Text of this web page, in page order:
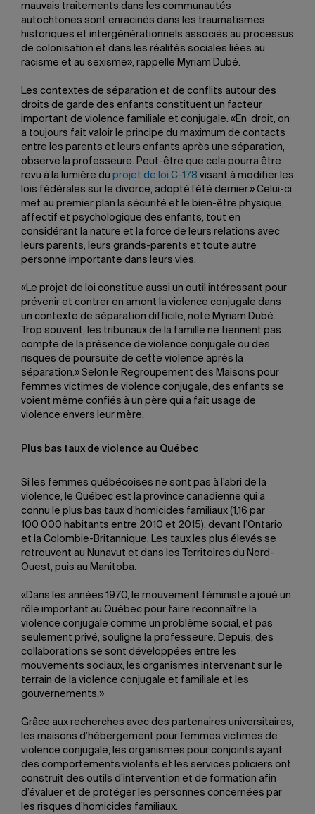
mauvais traitements dans les communautés
autochtones sont enracinés dans les traumatismes
historiques et intergénérationnels associés au processus
de colonisation et dans les réalités sociales liées au
racisme et au sexisme», rappelle Myriam Dubé.
Les contextes de séparation et de conflits autour des
droits de garde des enfants constituent un facteur
important de violence familiale et conjugale. «En droit, on
a toujours fait valoir le principe du maximum de contacts
entre les parents et leurs enfants après une séparation,
observe la professeure. Peut-être que cela pourra être
revu à la lumière du projet de loi C-178 visant à modifier les
lois fédérales sur le divorce, adopté l’été dernier.» Celui-ci
met au premier plan la sécurité et le bien-être physique,
affectif et psychologique des enfants, tout en
considérant la nature et la force de leurs relations avec
leurs parents, leurs grands-parents et toute autre
personne importante dans leurs vies.
«Le projet de loi constitue aussi un outil intéressant pour
prévenir et contrer en amont la violence conjugale dans
un contexte de séparation difficile, note Myriam Dubé.
Trop souvent, les tribunaux de la famille ne tiennent pas
compte de la présence de violence conjugale ou des
risques de poursuite de cette violence après la
séparation.» Selon le Regroupement des Maisons pour
femmes victimes de violence conjugale, des enfants se
voient même confiés à un père qui a fait usage de
violence envers leur mère.
Plus bas taux de violence au Québec
Si les femmes québécoises ne sont pas à l’abri de la
violence, le Québec est la province canadienne qui a
connu le plus bas taux d’homicides familiaux (1,16 par
100 000 habitants entre 2010 et 2015), devant l’Ontario
et la Colombie-Britannique. Les taux les plus élevés se
retrouvent au Nunavut et dans les Territoires du Nord-
Ouest, puis au Manitoba.
«Dans les années 1970, le mouvement féministe a joué un
rôle important au Québec pour faire reconnaître la
violence conjugale comme un problème social, et pas
seulement privé, souligne la professeure. Depuis, des
collaborations se sont développées entre les
mouvements sociaux, les organismes intervenant sur le
terrain de la violence conjugale et familiale et les
gouvernements.»
Grâce aux recherches avec des partenaires universitaires,
les maisons d’hébergement pour femmes victimes de
violence conjugale, les organismes pour conjoints ayant
des comportements violents et les services policiers ont
construit des outils d’intervention et de formation afin
d’évaluer et de protéger les personnes concernées par
les risques d’homicides familiaux.